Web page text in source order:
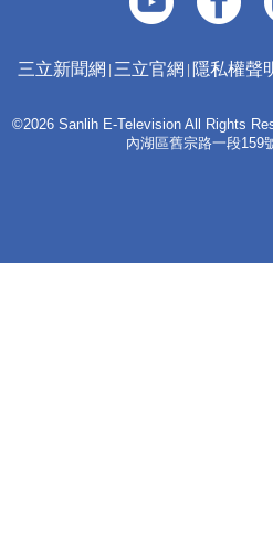
三立新聞網 三立官網 隱私權聲
©2026 Sanlih E-Television All Rights
內湖區舊宗路一段159